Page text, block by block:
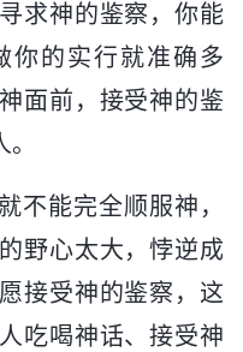
求神的鉴察，你能
你的实行就准确多
面前，接受神的鉴
不能完全顺服神，
野心太大，悖逆成
接受神的鉴察，这
吃喝神话、接受神